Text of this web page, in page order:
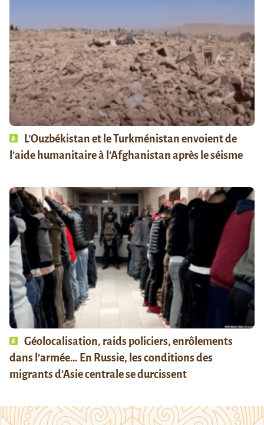
L’Ouzbékistan et le Turkménistan envoient de
l’aide humanitaire à l’Afghanistan après le séisme
Géolocalisation, raids policiers, enrôlements
dans l’armée… En Russie, les conditions des
migrants d’Asie centrale se durcissent